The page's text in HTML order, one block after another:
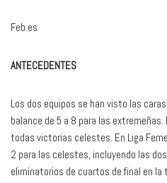
Feb.es
ANTECEDENTES
Los dos equipos se han visto las
balance de 5 a 8 para las
todas victorias celestes. En Liga
2 para las celestes, incluyendo las
eliminatorios de cuartos de final en